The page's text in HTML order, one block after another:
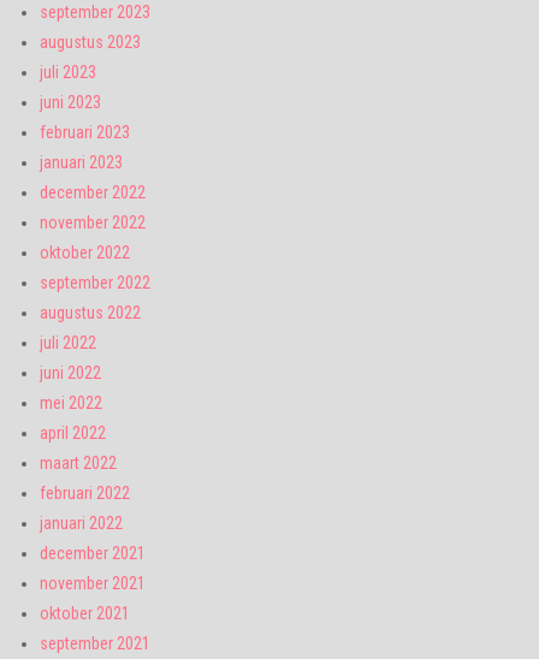
september 2023
augustus 2023
juli 2023
juni 2023
februari 2023
januari 2023
december 2022
november 2022
oktober 2022
september 2022
augustus 2022
juli 2022
juni 2022
mei 2022
april 2022
maart 2022
februari 2022
januari 2022
december 2021
november 2021
oktober 2021
september 2021